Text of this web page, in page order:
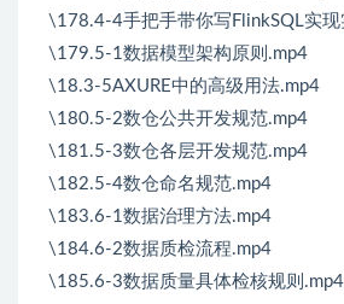
\178.4-4手把手带你写FlinkSQL实现
\179.5-1数据模型架构原则.mp4
\18.3-5AXURE中的高级用法.mp4
\180.5-2数仓公共开发规范.mp4
\181.5-3数仓各层开发规范.mp4
\182.5-4数仓命名规范.mp4
\183.6-1数据治理方法.mp4
\184.6-2数据质检流程.mp4
\185.6-3数据质量具体检核规则.mp4